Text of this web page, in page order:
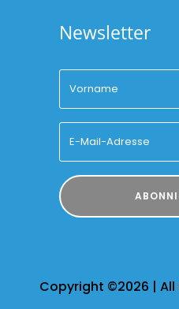
Newsletter
Copyright ©2026 | All